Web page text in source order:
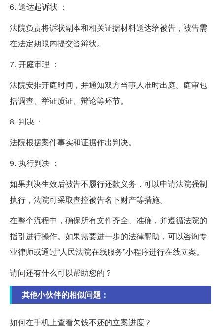
6. 送达起诉状 ：
法院负责将诉状副本和相关证据材料送达给被告，被告需
在法定期限内提交答辩状。
7. 开庭审理 ：
法院安排开庭时间，并通知双方当事人准时出庭。庭审包
括调查、举证质证、辩论等环节。
8. 判决 ：
法院根据案件事实和证据作出判决。
9. 执行判决 ：
如果判决生效后被告不履行还款义务，可以申请法院强制
执行，法院可采取查控被告名下财产等措施。
在整个流程中，确保所有文件齐全、准确，并遵循法院的
指引进行操作。如果需要进一步的法律帮助，可以咨询专
业律师或通过“人民法院在线服务”小程序进行在线立案。
请问还有什么可以帮助您的？
其他小伙伴的相似问题：
如何在手机上查看欠钱不还的立案进度？